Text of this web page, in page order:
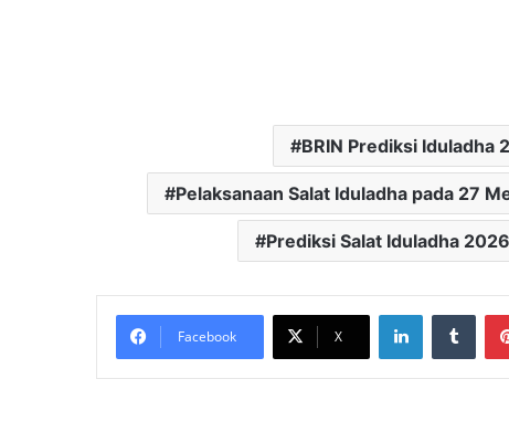
BRIN Prediksi Iduladha
Pelaksanaan Salat Iduladha pada 27
Prediksi Salat Iduladha 2026
Facebook X
LinkedIn